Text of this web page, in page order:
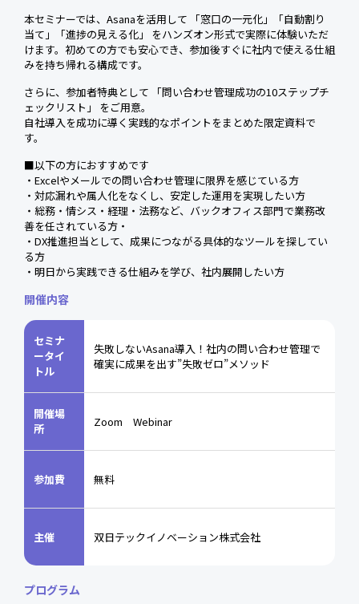
本セミナーでは、Asanaを活用して 「窓口の一元化」「自動割り
当て」「進捗の見える化」 をハンズオン形式で実際に体験いただ
けます。初めての方でも安心でき、参加後すぐに社内で使える仕組
みを持ち帰れる構成です。
さらに、参加者特典として 「問い合わせ管理成功の10ステップチ
ェックリスト」 をご用意。
自社導入を成功に導く実践的なポイントをまとめた限定資料で
す。
■以下の方におすすめです
・Excelやメールでの問い合わせ管理に限界を感じている方
・対応漏れや属人化をなくし、安定した運用を実現したい方
・総務・情シス・経理・法務など、バックオフィス部門で業務改
善を任されている方・
・DX推進担当として、成果につながる具体的なツールを探してい
る方
・明日から実践できる仕組みを学び、社内展開したい方
開催内容
セミナ
ータイ
トル
失敗しないAsana導入！社内の問い合わせ管理で
確実に成果を出す”失敗ゼロ”メソッド
開催場
所
Zoom Webinar
参加費 無料
主催 双日テックイノベーション株式会社
プログラム